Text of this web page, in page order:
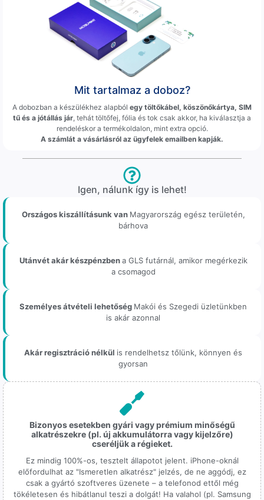
Mit tartalmaz a doboz?
A dobozban a készülékhez alapból egy töltőkábel, köszönőkártya, SIM
tű és a jótállás jár, tehát töltőfej, fólia és tok csak akkor, ha kiválasztja a
rendeléskor a termékoldalon, mint extra opció.
A számlát a vásárlásról az ügyfelek emailben kapják.
Igen, nálunk így is lehet!
Országos kiszállításunk van Magyarország egész területén,
bárhova
Utánvét akár készpénzbena GLS futárnál, amikor megérkezik
a csomagod
Személyes átvételi lehetőség Makói és Szegedi üzletünkben
is akár azonnal
Akár regisztráció nélkül is rendelhetsz tőlünk, könnyen és
gyorsan
Bizonyos esetekben gyári vagy prémium minőségű
alkatrészekre (pl. új akkumulátorra vagy kijelzőre)
cseréljük a régieket.
Ez mindig 100%-os, tesztelt állapotot jelent. iPhone-oknál
előfordulhat az "Ismeretlen alkatrész" jelzés, de ne aggódj, ez
csak a gyártó szoftveres üzenete – a telefonod ettől még
tökéletesen és hibátlanul teszi a dolgát! Ha valahol (pl. Samsung